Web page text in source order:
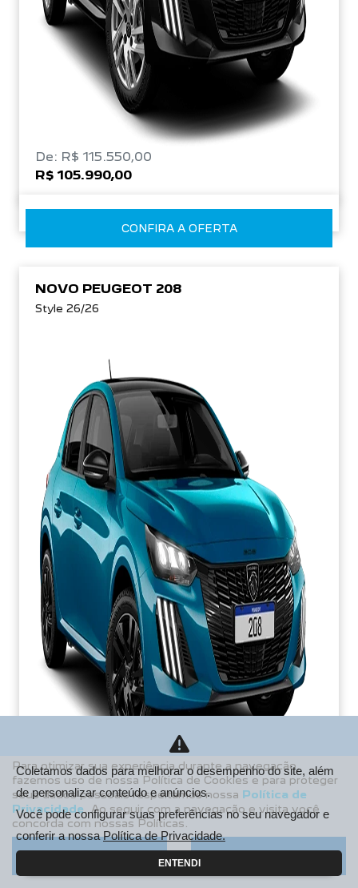
De: R$ 115.550,00
R$ 105.990,00
CONFIRA A OFERTA
NOVO PEUGEOT 208
Style 26/26
De: R$ 106.990,00
R$ 85.213,38
Para otimizar sua experiência durante a navegação,
fazemos uso de nossa Política de Cookies e para proteger
seus dados pessoais respeitamos nossa Política de
Privacidade . Ao seguir com a navegação e visita você
concorda com nossas Políticas.
Aceitar Recusar
Coletamos dados para melhorar o desempenho do site, além
de personalizar conteúdo e anúncios.
Você pode configurar suas preferências no seu navegador e
conferir a nossaPolítica de Privacidade.
ENTENDI